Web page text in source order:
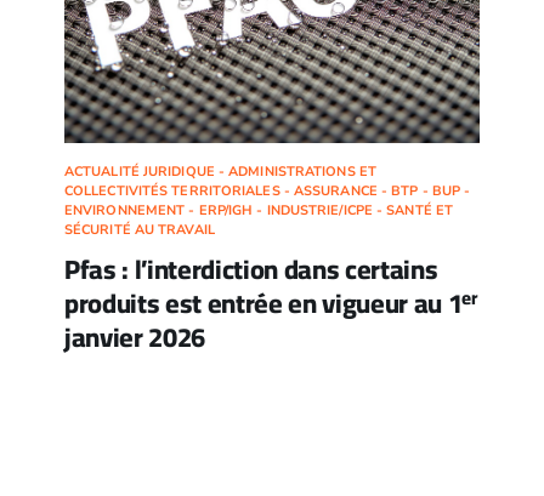
ACTUALITÉ JURIDIQUE - ADMINISTRATIONS ET
COLLECTIVITÉS TERRITORIALES - ASSURANCE - BTP - BUP -
ENVIRONNEMENT - ERP/IGH - INDUSTRIE/ICPE - SANTÉ ET
SÉCURITÉ AU TRAVAIL
Pfas : l’interdiction dans certains
produits est entrée en vigueur au 1er
janvier 2026